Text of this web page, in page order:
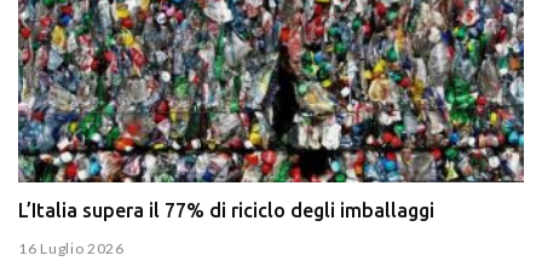
L’Italia supera il 77% di riciclo degli imballaggi
16 Luglio 2026